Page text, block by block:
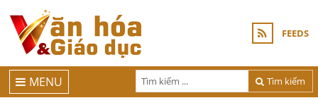
FEEDS
Tìm kiếm
MENU